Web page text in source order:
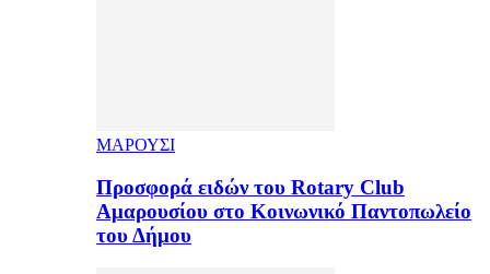
ΜΑΡΟΥΣΙ
Προσφορά ειδών του Rotary Club
Αμαρουσίου στο Κοινωνικό Παντοπωλείο
του Δήμου